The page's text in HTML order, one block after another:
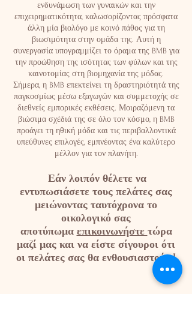
ενδυνάμωση των γυναικών και την
επιχειρηματικότητα, καλωσορίζοντας πρόσφατα
άλλη μία βιολόγο με κοινό πάθος για τη
βιωσιμότητα στην ομάδα της. Αυτή η
συνεργασία υπογραμμίζει το όραμα της BMB για
την προώθηση της ισότητας των φύλων και της
καινοτομίας στη βιομηχανία της μόδας.
Σήμερα, η BMB επεκτείνει τη δραστηριότητά της
παγκοσμίως μέσω εξαγωγών και συμμετοχής σε
διεθνείς εμπορικές εκθέσεις. Μοιραζόμενη τα
βιώσιμα σχέδιά της σε όλο τον κόσμο, η BMB
προάγει τη ηθική μόδα και τις περιβαλλοντικά
υπεύθυνες επιλογές, εμπνέοντας ένα καλύτερο
μέλλον για τον πλανήτη.
Εάν λοιπόν θέλετε να
εντυπωσιάσετε τους πελάτες σας
μειώνοντας ταυτόχρονα το
οικολογικό σας
αποτύπωμα επικοινωνήστε τώρα
μαζί μας και να είστε σίγουροι ότι
οι πελάτες σας θα ενθουσιαστούν !